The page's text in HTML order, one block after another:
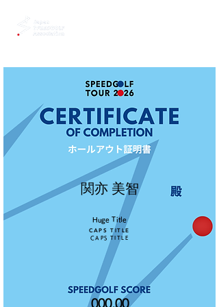
関亦 美智
Huge Title
CAPS TITLE
CAPS TITLE
000.00